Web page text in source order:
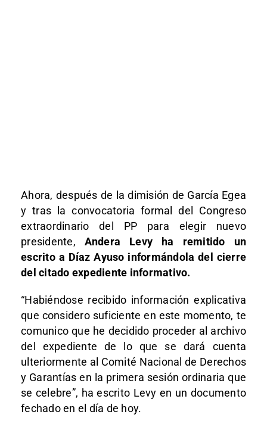
Ahora, después de la dimisión de García Egea
y tras la convocatoria formal del Congreso
extraordinario del PP para elegir nuevo
presidente, Andera Levy ha remitido un
escrito a Díaz Ayuso informándola del cierre
del citado expediente informativo.
“Habiéndose recibido información explicativa
que considero suficiente en este momento, te
comunico que he decidido proceder al archivo
del expediente de lo que se dará cuenta
ulteriormente al Comité Nacional de Derechos
y Garantías en la primera sesión ordinaria que
se celebre”, ha escrito Levy en un documento
fechado en el día de hoy.